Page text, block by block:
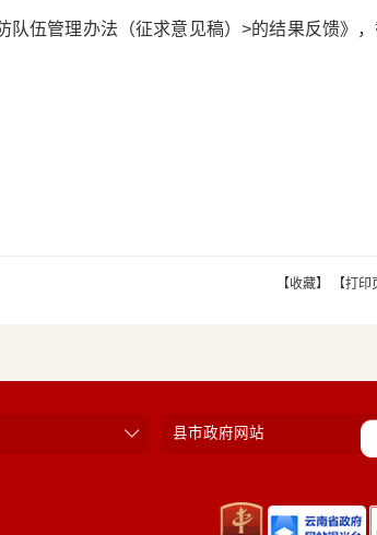
伍管理办法（征求意见稿）>的结果反馈》
【收藏】 【打印
县市政府网站